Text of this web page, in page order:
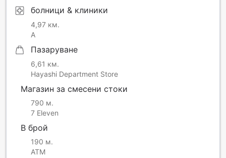
болници & клиники
4,97 км.
A
Пазаруване
6,61 км.
Hayashi Department Store
Магазин за смесени стоки
790 м.
7 Eleven
В брой
190 м.
ATM